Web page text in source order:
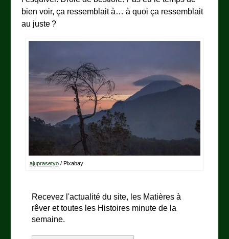
bien voir, ça ressemblait à… à quoi ça ressemblait
au juste ?
ajuprasetyo/ Pixabay
Recevez l'actualité du site, les Matières à
rêver et toutes les Histoires minute de la
semaine.